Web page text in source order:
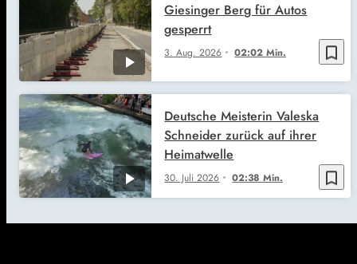
bookmark_border
3. Aug. 2026 02:02 Min.
Giesinger Berg für Autos
gesperrt
bookmark_border
30. Juli 2026 02:38 Min.
Deutsche Meisterin Valeska
Schneider zurück auf ihrer
Heimatwelle